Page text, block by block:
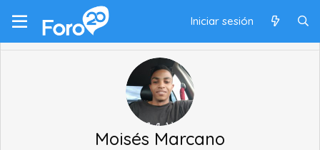
Iniciar sesión
Moisés Marcano